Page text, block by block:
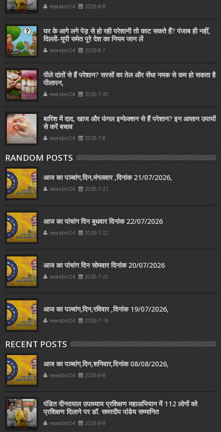
newsbin24 2026-8-8
घर के आगे लगे पेड़ से हो रही परेशानी तो काट सकते हैं? पंजाब ही नहीं,
दिल्‍ली-यूपी समेत पूरे देश का नियम जान लें
newsbin24 2026-8-7
पीले दांतों से हैं परेशान? सरसों का तेल और सेंधा नमक से कम हो सकता है
पीलापन,
newsbin24 2026-7-30
बारिश में दाद, खाज और फंगल इन्फेक्शन से हैं परेशान? इन आसान उपायों
से करें बचाव
newsbin24 2026-7-8
RANDOM POSTS
आज का पञ्चांग,दिन,मंगलवार ,दिनांक 21/07/2026,
newsbin24 2026-7-21
आज का पांचांग दिन बुधवार दिनांक 22/07/2026
newsbin24 2026-7-22
आज का पांचांग दिन सोमवार दिनांक 20/07/2026
newsbin24 2026-7-20
आज का पञ्चांग,दिन,रविवार ,दिनांक 19/07/2026,
newsbin24 2026-7-19
RECENT POSTS
आज का पञ्चांग,दिन,शनिवार,दिनांक 08/08/2026,
newsbin24 2026-8-8
पंडित दीनदयाल उपाध्याय प्रशिक्षण महाअभियान में 112 लोगों को
प्रशिक्षण दिलाने पर डॉ. समरदीप पांडेय सम्मानित
newsbin24 2026-8-8